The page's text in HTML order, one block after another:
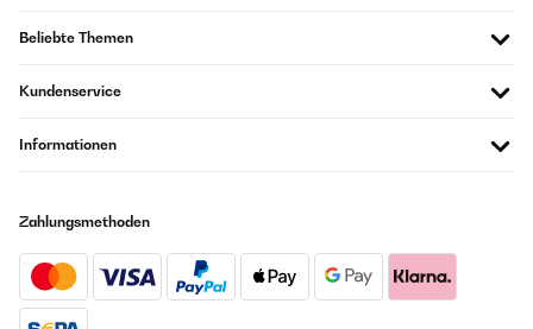
Beliebte Themen
Kundenservice
Informationen
Zahlungsmethoden